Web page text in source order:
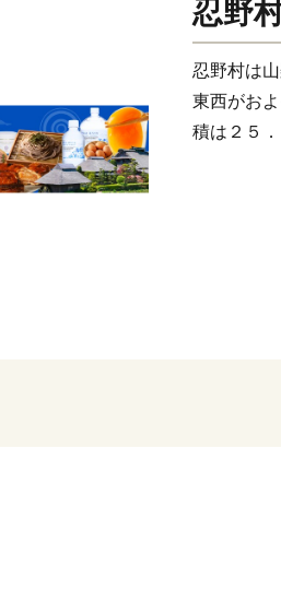
忍野
忍野村は
東西がお
積は２５
南西に富
も山梨百
の所にあ
山中湖か
流れてお
遺産の構